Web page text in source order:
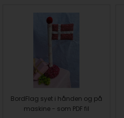
BordFlag syet i hånden og på
maskine - som PDF fil